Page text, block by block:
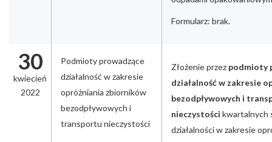
Formularz: brak.
30
kwiecień
2022
Podmioty prowadzące
działalność w zakresie
opróżniania zbiorników
bezodpływowych i
transportu nieczystości
Złożenie przez podmioty
działalność w zakresie
bezodpływowych i
nieczystości kwartalnych
działalności w zakresie